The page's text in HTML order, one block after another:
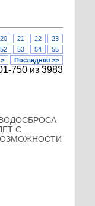
20 21 22
23
52 53 54
55
Последняя >>
750 из 3983
ВОДОСБРОСА
С